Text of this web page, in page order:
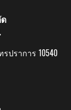
ปราการ 10540